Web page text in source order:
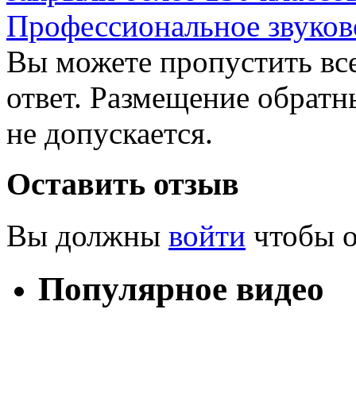
Профессиональное
Вы можете пропустить
ответ. Размещение
не допускается.
Оставить отзыв
Вы должны войти чтобы
Популярное видео